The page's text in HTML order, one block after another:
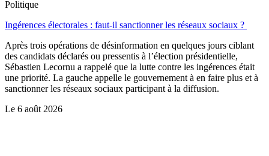
Politique
Ingérences électorales : faut-il sanctionner les réseaux sociaux ?
Après trois opérations de désinformation en quelques jours ciblant
des candidats déclarés ou pressentis à l’élection présidentielle,
Sébastien Lecornu a rappelé que la lutte contre les ingérences était
une priorité. La gauche appelle le gouvernement à en faire plus et à
sanctionner les réseaux sociaux participant à la diffusion.
Le 6 août 2026